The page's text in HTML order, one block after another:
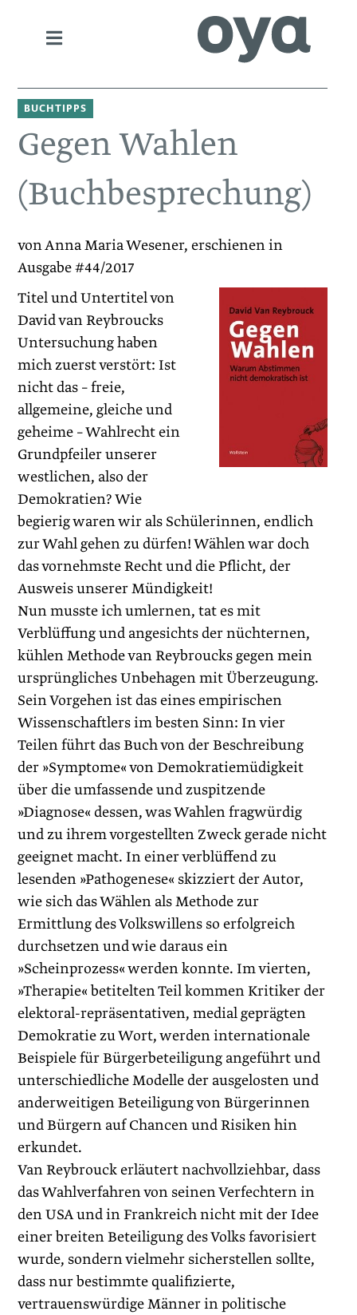
BUCHTIPPS
Gegen Wahlen
(Buchbesprechung)
von Anna Maria Wesener, erschienen in
Ausgabe #44/2017
Titel und Untertitel von
David van Reybroucks
Untersuchung haben
mich zuerst verstört: Ist
nicht das – freie,
allgemeine, gleiche und
geheime – Wahlrecht ein
Grundpfeiler unserer
westlichen, also der
Demokratien? Wie
begierig waren wir als Schülerinnen, endlich
zur Wahl gehen zu dürfen! Wählen war doch
das vornehmste Recht und die Pflicht, der
Ausweis unserer Mündigkeit!
Nun musste ich umlernen, tat es mit
Verblüffung und angesichts der nüchternen,
kühlen Methode van Reybroucks gegen mein
ursprüngliches Unbehagen mit Überzeugung.
Sein Vorgehen ist das eines empirischen
Wissenschaftlers im besten Sinn: In vier
Teilen führt das Buch von der Beschreibung
der »Symptome« von Demokratiemüdigkeit
über die umfassende und zuspitzende
»Diagnose« dessen, was Wahlen fragwürdig
und zu ihrem vorgestellten Zweck gerade nicht
geeignet macht. In einer verblüffend zu
lesenden »Pathogenese« skizziert der Autor,
wie sich das Wählen als Methode zur
Ermittlung des Volkswillens so erfolgreich
durchsetzen und wie daraus ein
»Scheinprozess« werden konnte. Im vierten,
»Therapie« betitelten Teil kommen Kritiker der
elektoral-repräsentativen, medial geprägten
Demokratie zu Wort, werden internationale
Beispiele für Bürgerbeteiligung angeführt und
unterschiedliche Modelle der ausgelosten und
anderweitigen Beteiligung von Bürgerinnen
und Bürgern auf Chancen und Risiken hin
erkundet.
Van Reybrouck erläutert nachvollziehbar, dass
das Wahlverfahren von seinen Verfechtern in
den USA und in Frankreich nicht mit der Idee
einer breiten Beteiligung des Volks favorisiert
wurde, sondern vielmehr sicherstellen sollte,
dass nur bestimmte qualifizierte,
vertrauenswürdige Männer in politische